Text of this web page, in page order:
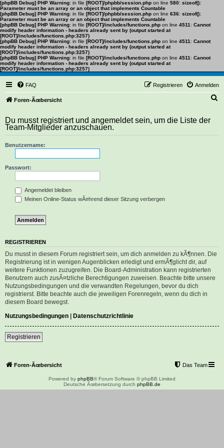
[phpBB Debug] PHP Warning: in file [ROOT]/phpbb/session.php on line 580: sizeof():
Parameter must be an array or an object that implements Countable
[phpBB Debug] PHP Warning: in file [ROOT]/phpbb/session.php on line 636: sizeof():
Parameter must be an array or an object that implements Countable
[phpBB Debug] PHP Warning: in file [ROOT]/includes/functions.php on line 4511 : Cannot
modify header information - headers already sent by (output started at
[ROOT]/includes/functions.php:3257)
[phpBB Debug] PHP Warning: in file [ROOT]/includes/functions.php on line 4511 : Cannot
modify header information - headers already sent by (output started at
[ROOT]/includes/functions.php:3257)
[phpBB Debug] PHP Warning: in file [ROOT]/includes/functions.php on line 4511 : Cannot
modify header information - headers already sent by (output started at
[ROOT]/includes/functions.php:3257)
FAQ Anmelden
Registrieren
Foren-Ãœbersicht
h
Du musst registriert und angemeldet sein, um die Liste der
Team-Mitglieder anzuschauen.
Benutzername:
Passwort:
Angemeldet bleiben
Meinen Online-Status wÃ¤hrend dieser Sitzung verbergen
REGISTRIEREN
Du musst in diesem Forum registriert sein, um dich anmelden zu kÃ¶nnen. Die
Registrierung ist in wenigen Augenblicken erledigt und ermÃ¶glicht dir, auf
weitere Funktionen zuzugreifen. Die Board-Administration kann registrierten
Benutzern auch zusÃ¤tzliche Berechtigungen zuweisen. Beachte bitte unsere
Nutzungsbedingungen und die verwandten Regelungen, bevor du dich
registrierst. Bitte beachte auch die jeweiligen Forenregeln, wenn du dich in
diesem Board bewegst.
Nutzungsbedingungen | Datenschutzrichtlinie
Registrieren
Foren-Ãœbersicht Das Team
Powered by phpBB® Forum Software © phpBB Limited
Deutsche Ãœbersetzung durch phpBB.de